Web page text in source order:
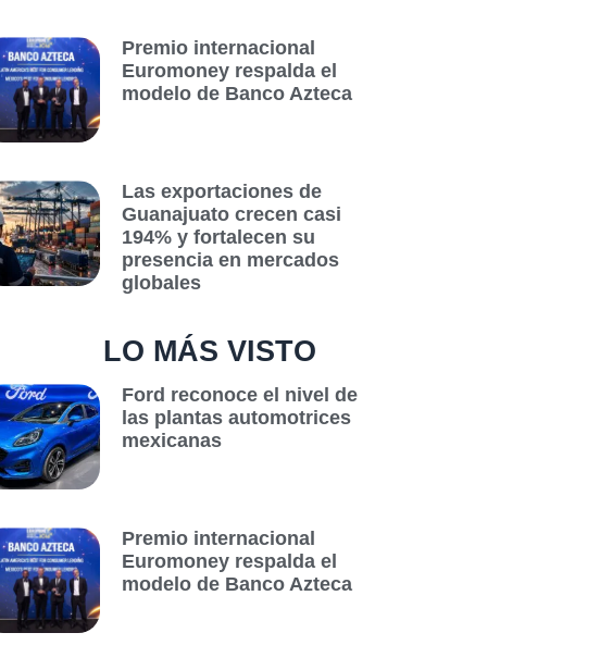
Premio internacional
Euromoney respalda el
modelo de Banco Azteca
Las exportaciones de
Guanajuato crecen casi
194% y fortalecen su
presencia en mercados
globales
LO MÁS VISTO
Ford reconoce el nivel de
las plantas automotrices
mexicanas
Premio internacional
Euromoney respalda el
modelo de Banco Azteca